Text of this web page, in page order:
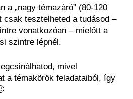
a „nagy témazáró” (80-120
csak tesztelheted a tudásod –
vonatkozóan – mielőtt a
szintre lépnél.
mivel
a témakörök feladataiból, így